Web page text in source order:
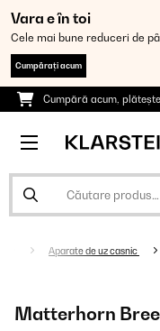
Vara e în toi
Cele mai bune reduceri de
Cumpărați acum
Cumpără acum,
Aparate de uz casnic
Matterhorn